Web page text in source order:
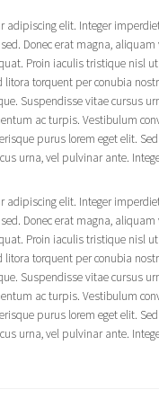
adipiscing elit. Integer
Donec erat magna,
Proin iaculis tristique nisl
litora torquent per conubia
Suspendisse vitae cursus
ac turpis. Vestibulum
purus lorem eget elit.
urna, vel pulvinar ante.
adipiscing elit. Integer
Donec erat magna,
Proin iaculis tristique nisl
litora torquent per conubia
Suspendisse vitae cursus
ac turpis. Vestibulum
purus lorem eget elit.
urna, vel pulvinar ante.